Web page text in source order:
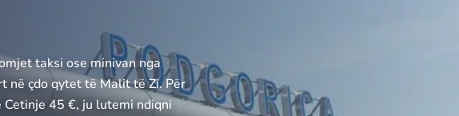
taksi ose minivan nga
në çdo qytet të Malit të Zi. Për
45 €, ju lutemi ndiqni